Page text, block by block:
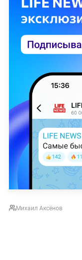
Михаил Аксёнов